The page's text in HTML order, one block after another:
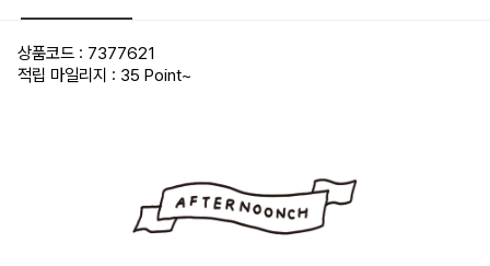
상품코드 : 7377621
적립 마일리지 : 35 Point~